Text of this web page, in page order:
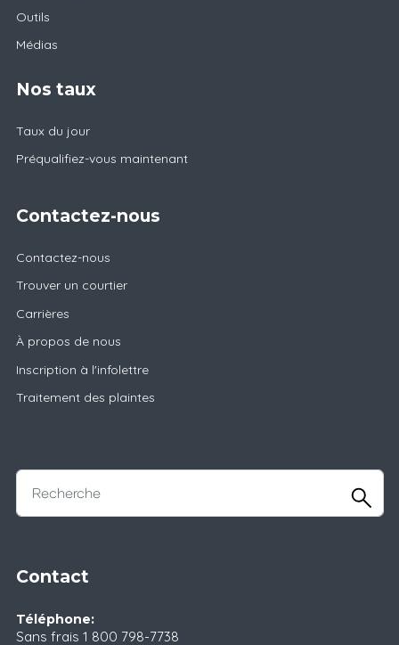
Outils
Médias
Nos taux
Taux du jour
Préqualifiez-vous maintenant
Contactez-nous
Contactez-nous
Trouver un courtier
Carrières
À propos de nous
Inscription à l'infolettre
Traitement des plaintes
Contact
Téléphone:
Sans frais 1 800 798-7738